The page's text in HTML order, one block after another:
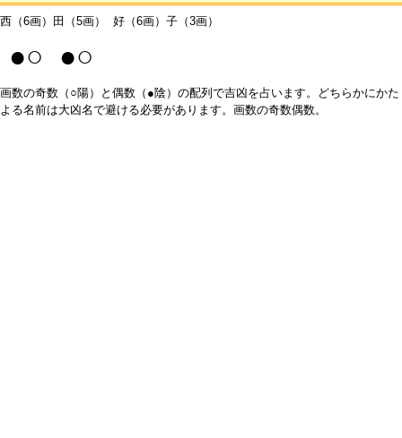
西（6画）田（5画） 好（6画）子（3画）
●○ ●○
画数の奇数（○陽）と偶数（●陰）の配列で吉凶を占います。どちらかにかた
よる名前は大凶名で避ける必要があります。画数の奇数偶数。